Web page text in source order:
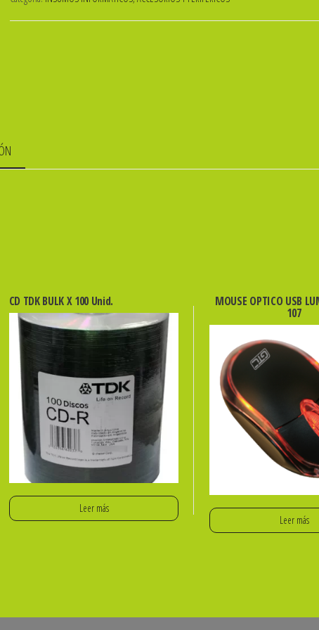
GLOBAL
P/EPSON
CD TDK BULK X 100 Unid.
Leer más
MOUSE OPTICO USB
107
Leer más